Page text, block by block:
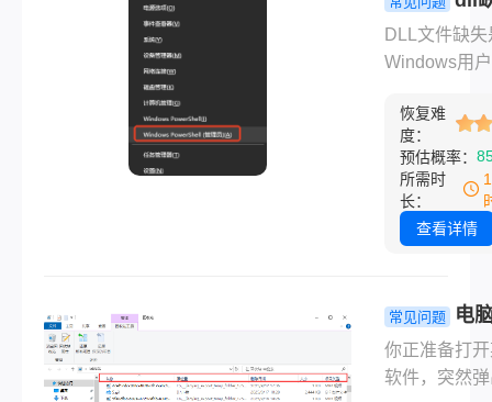
写，严格遵循
Windows官
规范，聚焦“
圾而不误删”
标。8大方法
用系统原生
每步标注“可
删”标识，实
清理释放
失。助你安
解决问题！
么修复？7
方法快速解
DLL文件缺失
Windows用
一！启动程
出"找不到
xxx.dll"、
失"等提示，
件无法运行
奈感很多人
过。但请放
DLL缺失问题
可以通过正
恢复难
度：
预估概率：
所需时
长：
查看详情
常见问题
电
缺少dll文件
急着重装系
你正准备打
软件，突然